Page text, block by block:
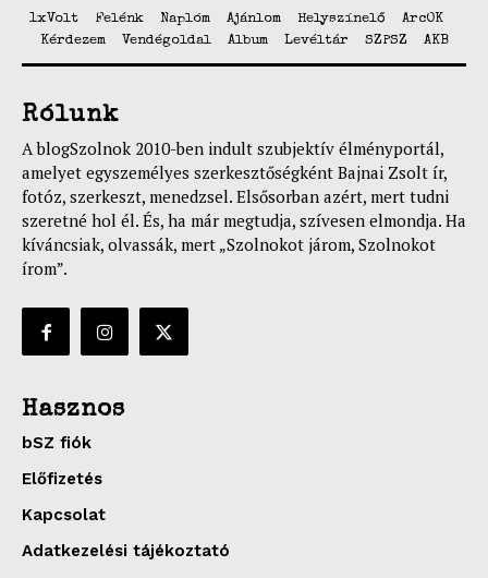
1xVolt Felénk Naplóm Ajánlom Helyszínelő
ArcOK
Kérdezem
Vendégoldal Album Levéltár SZPSZ AKB
Rólunk
A blogSzolnok 2010-ben indult szubjektív élményportál,
amelyet egyszemélyes szerkesztőségként Bajnai Zsolt ír,
fotóz, szerkeszt, menedzsel. Elsősorban azért, mert tudni
szeretné hol él. És, ha már megtudja, szívesen elmondja. Ha
kíváncsiak, olvassák, mert „Szolnokot járom, Szolnokot
írom”.
Hasznos
bSZ fiók
Előfizetés
Kapcsolat
Adatkezelési tájékoztató